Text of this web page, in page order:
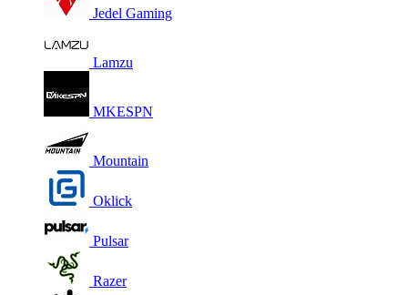
Jedel Gaming
Lamzu
MKESPN
Mountain
Oklick
Pulsar
Razer